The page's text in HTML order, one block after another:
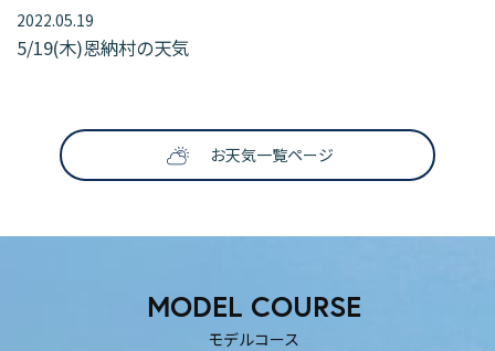
SNS映えする撮影スポット
2022.05.19
5/19(木)恩納村の天気
お天気一覧ページ
MODEL COURSE
モデルコース